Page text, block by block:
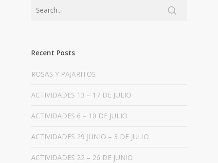
Recent Posts
ROSAS Y PAJARITOS
ACTIVIDADES 13 – 17 DE JULIO
ACTIVIDADES 6 – 10 DE JULIO
ACTIVIDADES 29 JUNIO – 3 DE JULIO
ACTIVIDADES 22 – 26 DE JUNIO